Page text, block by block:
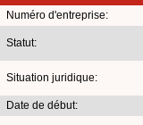
Numéro d'entreprise:
Statut:
Situation juridique:
Date de début: